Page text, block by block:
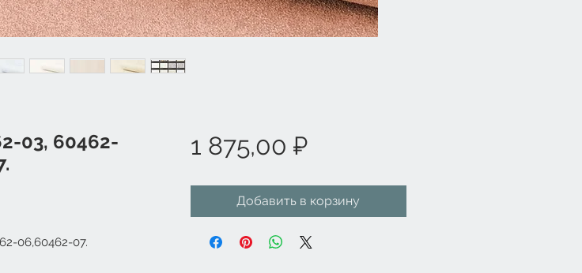
03, 60462-
06,60462-07.
1 875,00 ₽Цена
Добавить в корзину